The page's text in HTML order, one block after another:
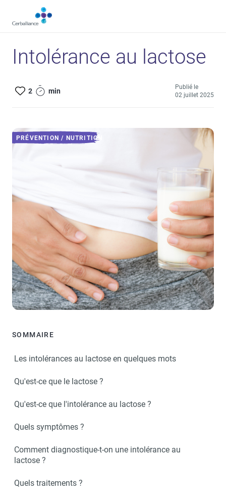
contenu
Intolérance au lactose
2 min
Publié le
02 juillet 2025
PRÉVENTION / NUTRITION
SOMMAIRE
Les intolérances au lactose en quelques mots
Qu'est-ce que le lactose ?
Qu'est-ce que l'intolérance au lactose ?
Quels symptômes ?
Comment diagnostique-t-on une intolérance au
lactose ?
Quels traitements ?